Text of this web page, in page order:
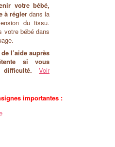
votre bébé,
à réglerdans la
du tissu.
votre bébé dans
l’aide auprès
si vous
difficulté.Voir
importantes :